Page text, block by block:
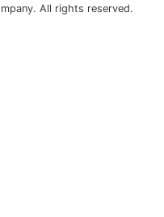
All rights reserved.